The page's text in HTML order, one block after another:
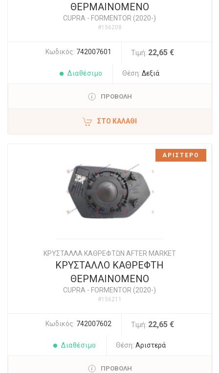
ΘΕΡΜΑΙΝΟΜΕΝΟ
CUPRA - FORMENTOR (2020-)
#156208
Κωδικός: 742007601 Τιμή: 22,65 €
Διαθέσιμο Θέση: Δεξιά
ΠΡΟΒΟΛΗ
ΣΤΟ ΚΑΛΆΘΙ
ΚΡΥΣΤΑΛΛΑ ΚΑΘΡΕΦΤΩΝ AFTER MARKET
ΚΡΥΣΤΑΛΛΟ ΚΑΘΡΕΦΤΗ
ΘΕΡΜΑΙΝΟΜΕΝΟ
CUPRA - FORMENTOR (2020-)
#156211
Κωδικός: 742007602 Τιμή: 22,65 €
Διαθέσιμο Θέση: Αριστερά
ΠΡΟΒΟΛΗ
ΑΡΙΣΤΕΡΟ